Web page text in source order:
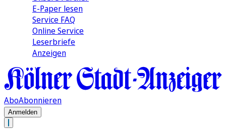
E-Paper lesen
Service FAQ
Online Service
Leserbriefe
Anzeigen
AboAbonnieren
Anmelden